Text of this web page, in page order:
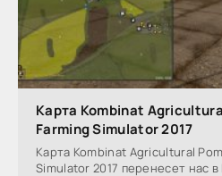
Карта Kombinat
Farming Simulator 2017
Карта Kombinat Agricultural
Simulator 2017 перенесет нас